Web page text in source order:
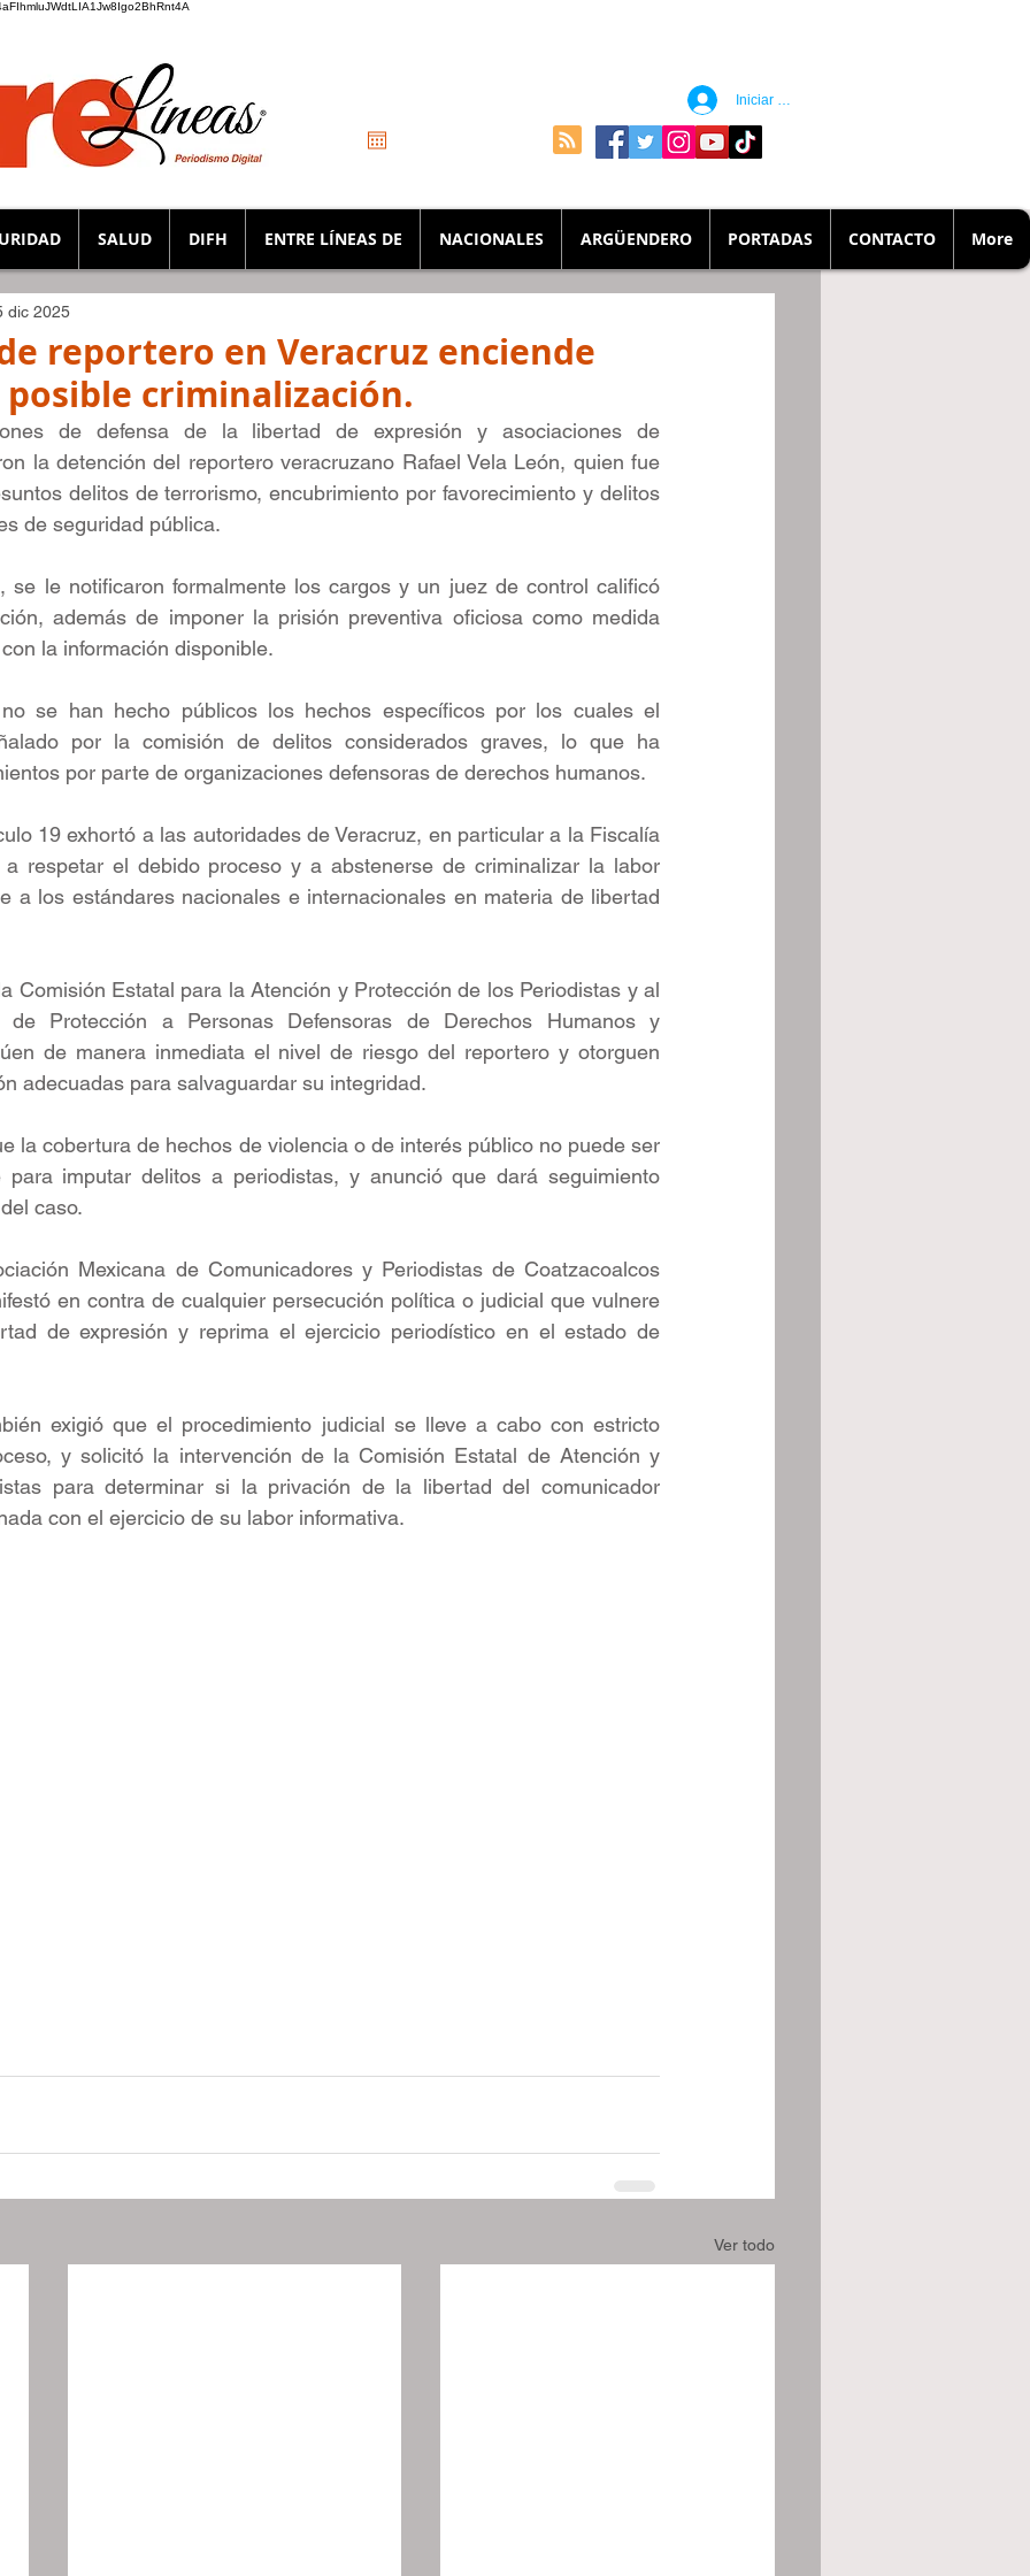
Iniciar sesión
SALUD DIFH ENTRE LÍNEAS DE NACIONALES ARGÜENDERO PORTADAS CONTACTO More
reportero en Veracruz enciende
criminalización.
dic 2025
de defensa de la libertad de expresión y asociaciones de
la detención del reportero veracruzano Rafael Vela León, quien fue
delitos de terrorismo, encubrimiento por favorecimiento y delitos
de seguridad pública.
se le notificaron formalmente los cargos y un juez de control calificó
además de imponer la prisión preventiva oficiosa como medida
la información disponible.
se han hecho públicos los hechos específicos por los cuales el
por la comisión de delitos considerados graves, lo que ha
por parte de organizaciones defensoras de derechos humanos.
19 exhortó a las autoridades de Veracruz, en particular a la Fiscalía
a respetar el debido proceso y a abstenerse de criminalizar la labor
a los estándares nacionales e internacionales en materia de libertad
Comisión Estatal para la Atención y Protección de los Periodistas y al
de Protección a Personas Defensoras de Derechos Humanos y
de manera inmediata el nivel de riesgo del reportero y otorguen
adecuadas para salvaguardar su integridad.
la cobertura de hechos de violencia o de interés público no puede ser
para imputar delitos a periodistas, y anunció que dará seguimiento
caso.
Mexicana de Comunicadores y Periodistas de Coatzacoalcos
en contra de cualquier persecución política o judicial que vulnere
de expresión y reprima el ejercicio periodístico en el estado de
exigió que el procedimiento judicial se lleve a cabo con estricto
y solicitó la intervención de la Comisión Estatal de Atención y
para determinar si la privación de la libertad del comunicador
con el ejercicio de su labor informativa.
Ver todo